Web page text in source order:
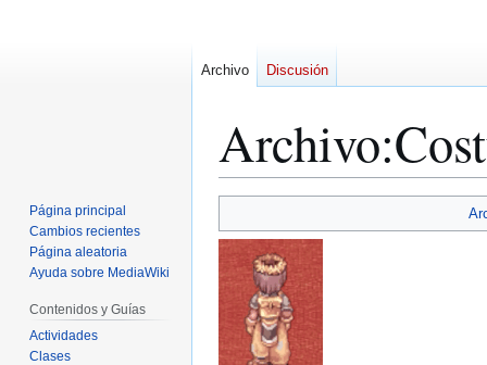
Archivo:
a
navegación
a
búsqueda
Archivo Discusión
Página principal
Cambios recientes
Página aleatoria
Ayuda sobre MediaWiki
Contenidos y Guías
Actividades
Clases